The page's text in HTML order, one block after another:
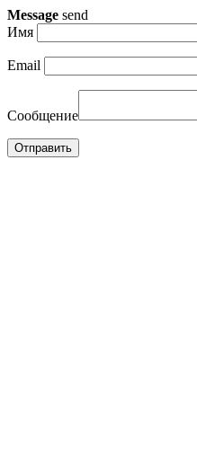
Message send
Имя
Email
Сообщение
Отправить